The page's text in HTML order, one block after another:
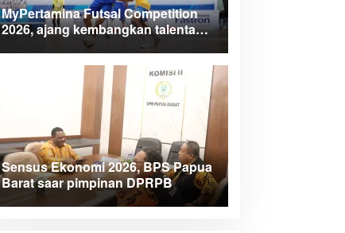
MyPertamina Futsal Competition
2026, ajang kembangkan talenta
muda dan berdayakan UMKM lokal
Sensus Ekonomi 2026, BPS Papua
Barat saar pimpinan DPRPB